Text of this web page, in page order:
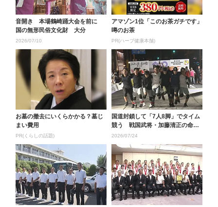
音開き 本場鶴崎踊大会を前に
国の無形民俗文化財 大分
2026/07/10
アマゾン1位「このお茶ガチです」
噂のお茶
PR(ハーブ健康本舗)
お墓の撤去にいくらかかる？墓じ
まい費用
PR(くらしの話題)
国道封鎖して「7人8脚」でタイム
競う 戦国武将・加藤清正の命日
忍ぶ祭りとあわせて...
2026/07/24